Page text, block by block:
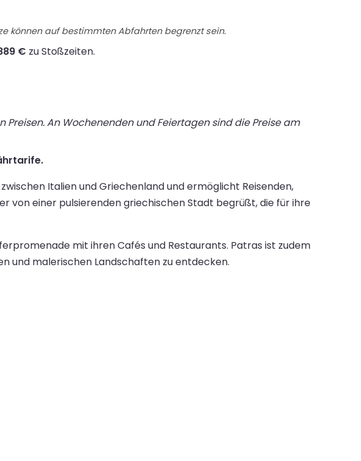
können auf bestimmten Abfahrten begrenzt sein.
€ zu Stoßzeiten.
An Wochenenden und Feiertagen sind die Preise am
Italien und Griechenland und ermöglicht Reisenden,
von einer pulsierenden griechischen Stadt begrüßt, die für ihre
mit ihren Cafés und Restaurants. Patras ist zudem
und malerischen Landschaften zu entdecken.